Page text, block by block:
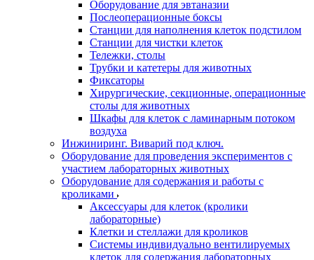
Оборудование для эвтаназии
Послеоперационные боксы
Станции для наполнения клеток подстилом
Станции для чистки клеток
Тележки, столы
Трубки и катетеры для животных
Фиксаторы
Хирургические, секционные, операционные
столы для животных
Шкафы для клеток с ламинарным потоком
воздуха
Инжиниринг. Виварий под ключ.
Оборудование для проведения экспериментов с
участием лабораторных животных
Оборудование для содержания и работы с
кроликами
Аксессуары для клеток (кролики
лабораторные)
Клетки и стеллажи для кроликов
Системы индивидуально вентилируемых
клеток для содержания лабораторных